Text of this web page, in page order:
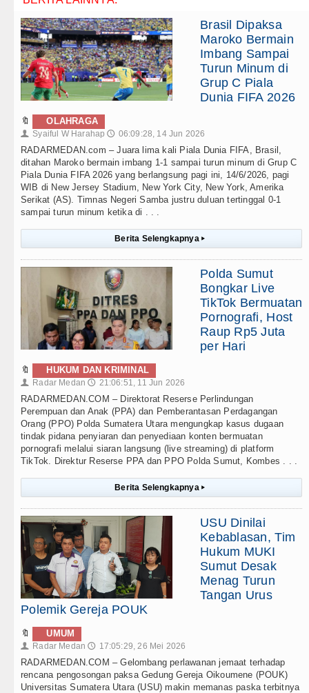
Brasil Dipaksa
Maroko Bermain
Imbang Sampai
Turun Minum di
Grup C Piala
Dunia FIFA 2026
🔖 OLAHRAGA
👤 Syaiful W Harahap 🕔 06:09:28, 14 Jun 2026
RADARMEDAN.com – Juara lima kali Piala Dunia FIFA, Brasil,
ditahan Maroko bermain imbang 1-1 sampai turun minum di Grup C
Piala Dunia FIFA 2026 yang berlangsung pagi ini, 14/6/2026, pagi
WIB di New Jersey Stadium, New York City, New York, Amerika
Serikat (AS). Timnas Negeri Samba justru duluan tertinggal 0-1
sampai turun minum ketika di . . .
Berita Selengkapnya ▸
Polda Sumut
Bongkar Live
TikTok Bermuatan
Pornografi, Host
Raup Rp5 Juta
per Hari
🔖 HUKUM DAN KRIMINAL
👤 Radar Medan 🕔 21:06:51, 11 Jun 2026
RADARMEDAN.COM – Direktorat Reserse Perlindungan
Perempuan dan Anak (PPA) dan Pemberantasan Perdagangan
Orang (PPO) Polda Sumatera Utara mengungkap kasus dugaan
tindak pidana penyiaran dan penyediaan konten bermuatan
pornografi melalui siaran langsung (live streaming) di platform
TikTok. Direktur Reserse PPA dan PPO Polda Sumut, Kombes . . .
Berita Selengkapnya ▸
USU Dinilai
Kebablasan, Tim
Hukum MUKI
Sumut Desak
Menag Turun
Tangan Urus
Polemik Gereja POUK
🔖 UMUM
👤 Radar Medan 🕔 17:05:29, 26 Mei 2026
RADARMEDAN.COM – Gelombang perlawanan jemaat terhadap
rencana pengosongan paksa Gedung Gereja Oikoumene (POUK)
Universitas Sumatera Utara (USU) makin memanas paska terbitnya